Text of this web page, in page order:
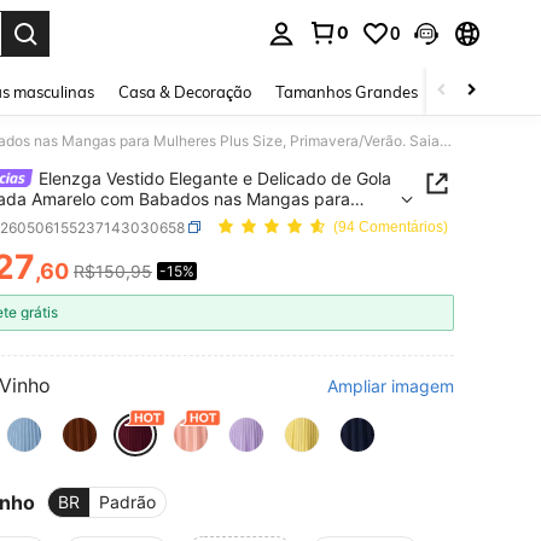
0 0
masculinas Casa & Decoração Tamanhos Grandes Joias e
Elenzga Vestido Elegante e Delicado de Gola Quadrada Amarelo com Babados nas Mangas para Mulheres Plus Size, Primavera/Verão. Saia Curta Plissada na Cintura, Fluida e Ajustada. Adequado para Piquenique na Primavera, Passeio com Amigos, Atmosfera do Dia dos Namorados, Fotografia de Viagem, Moda Minimalista Plus Size
Elenzga Vestido Elegante e Delicado de Gola
Amarelo com Babados nas Mangas para
Plus Size, Primavera/Verão. Saia Curta Plissada
Fluida e Ajustada. Adequado para
na Primavera, Passeio com Amigos,
do Dia dos Namorados, Fotografia de
Moda Minimalista Plus Size
(94 Comentários)
AND AVAILABILITY
,60 R$150,95 -15%
grátis
Vinho Ampliar imagem
BR Padrão